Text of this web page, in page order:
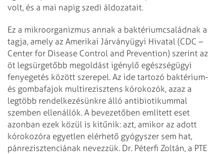
volt, és a mai napig szedi áldozatait.
Ez a mikroorganizmus annak a baktériumcsaládnak a
tagja, amely az Amerikai Járványügyi Hivatal (CDC –
Center for Disease Control and Prevention) szerint az
öt legsürgetőbb megoldást igénylő egészségügyi
fenyegetés között szerepel. Az ide tartozó baktérium-
és gombafajok multi­rezisztens kórokozók, azaz a
legtöbb rendelkezésünkre álló antibiotikummal
szemben ellenállók. A bevezetőben említett eset
azonban ezek közül is kitűnik: azt, amikor az adott
kórokozóra egyetlen elérhető gyógyszer sem hat,
pánrezisztenciának nevezzük. Dr. Péterfi Zoltán, a PTE